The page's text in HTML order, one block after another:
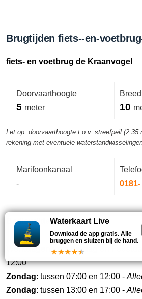
Brugtijden fiets--en-
fiets- en voetbrug de Kraanvogel
Doorvaarthoogte
5 meter 10
Let op: doorvaarthoogte t.o.v. streefpeil (2.35
rekening met eventuele
Marifoonkanaal
-
Bedientijden deze week
Werkdagen en zaterdag en
12:00
Zondag: tussen 07:00 en 12:00 -
Zondag: tussen 13:00 en 17:00 -
Waterkaart Live
Download de app gratis. Alle
bruggen en sluizen bij de hand.